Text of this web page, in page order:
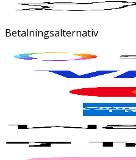
Betalningsalternativ